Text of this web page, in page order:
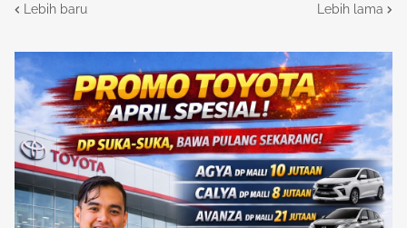
Lebih baru Lebih lama